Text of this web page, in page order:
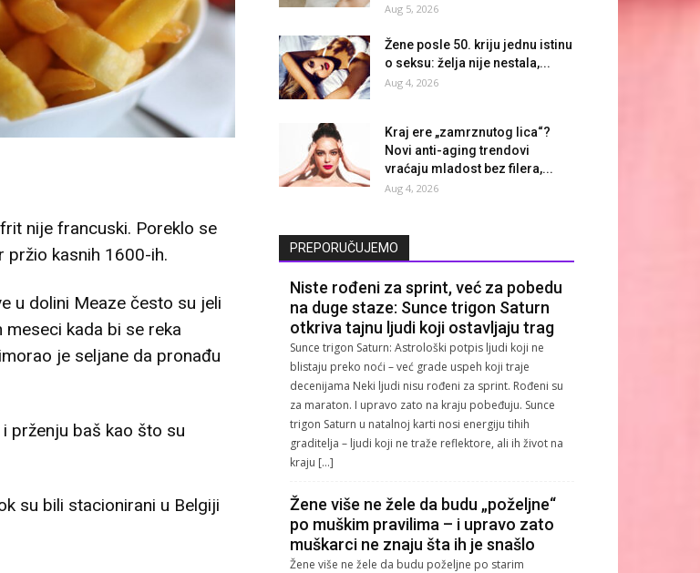
nije francuski. Poreklo se
pržio kasnih 1600-ih.
u dolini Meaze često su jeli
kada bi se reka
je seljane da pronađu
prženju baš kao što su
su bili stacionirani u Belgiji
Aug 5, 2026
Žene posle 50. kriju jednu istinu
o seksu: želja nije nestala,...
Aug 4, 2026
Kraj ere „zamrznutog lica“?
Novi anti-aging trendovi
vraćaju mladost bez filera,...
Aug 4, 2026
PREPORUČUJEMO
Niste rođeni za sprint, već za pobedu
na duge staze: Sunce trigon Saturn
otkriva tajnu ljudi koji ostavljaju trag
Sunce trigon Saturn: Astrološki potpis ljudi koji ne
blistaju preko noći – već grade uspeh koji traje
decenijama Neki ljudi nisu rođeni za sprint. Rođeni su
za maraton. I upravo zato na kraju pobeđuju. Sunce
trigon Saturn u natalnoj karti nosi energiju tihih
graditelja – ljudi koji ne traže reflektore, ali ih život na
kraju […]
Žene više ne žele da budu „poželjne“
po muškim pravilima – i upravo zato
muškarci ne znaju šta ih je snašlo
Žene više ne žele da budu poželjne po starim